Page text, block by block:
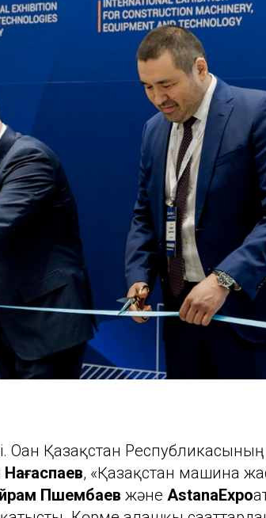
Оған Қазақстан Республикасының
, «Қазақстан машина
Пшембаев және AstanaExpo